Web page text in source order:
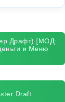
Драфт) [МОД:
и Меню
Draft